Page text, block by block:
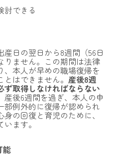
討できる
日の翌日から8週間（56日
りません。この期間は法律
、本人が早めの職場復帰を
はできません。 産後8週
ず取得しなければならない
産後6週間を過ぎ、本人の申
部例外的に復帰が認められ
の回復と育児のために、
ます。
能